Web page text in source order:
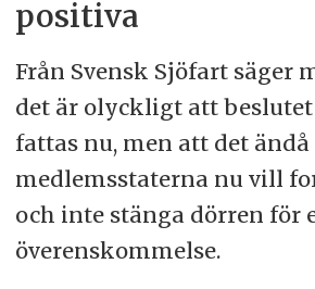
positiva
Från Svensk Sjöfart säger
det är olyckligt att
fattas nu, men att det
medlemsstaterna nu vill
och inte stänga dörren för
överenskommelse.